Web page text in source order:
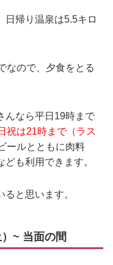
日帰り温泉は5.5キロ
なので、夕食をとる
んなら平日19時まで
祝は21時まで（ラス
ールとともに肉料
も利用できます。
と思います。
~ 当面の間